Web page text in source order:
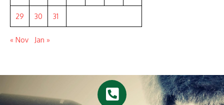
29 30 31
« Nov Jan »